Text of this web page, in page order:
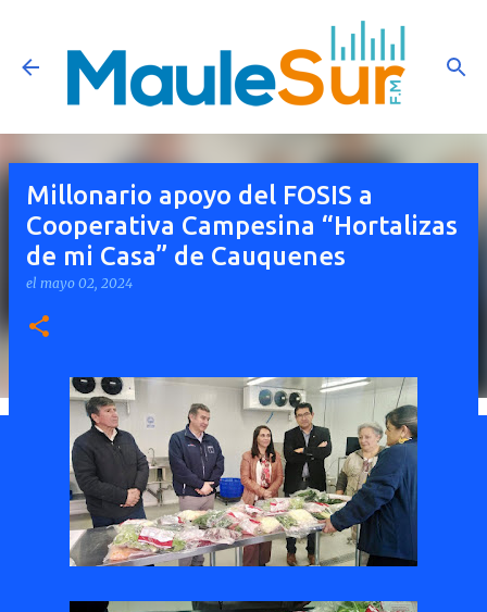
Ir al contenido principal
Millonario apoyo del FOSIS a
Cooperativa Campesina “Hortalizas
de mi Casa” de Cauquenes
el mayo 02, 2024